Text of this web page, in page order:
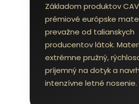
Základom produktov
prémiové európske
prevažne od talianskych
producentov látok.
extrémne pružný,
príjemný na dotyk a
intenzívne letné nosenie.